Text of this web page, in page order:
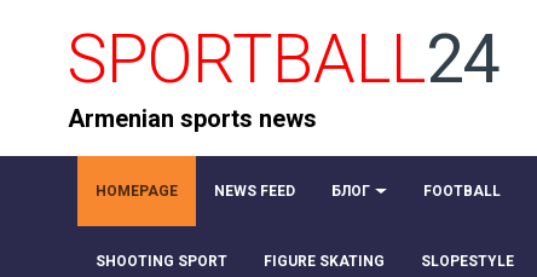
SPORTBALL24
Armenian sports news
HOMEPAGE NEWS FEED БЛОГ FOOTBALL
SHOOTING SPORT FIGURE SKATING SLOPESTYLE